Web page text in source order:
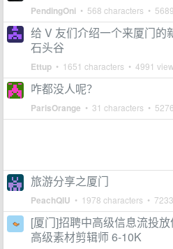
PendingOni • 568 characters •
给 V 友们介绍一个来厦门的
石头谷
Ettup • 1651 characters • 4991
咋都没人呢？
ParisOrange • 31 characters •
旅游分享之厦门
PeachQIU • 1978 characters •
[厦门]招聘中高级信息流投
高级素材剪辑师 6-10K